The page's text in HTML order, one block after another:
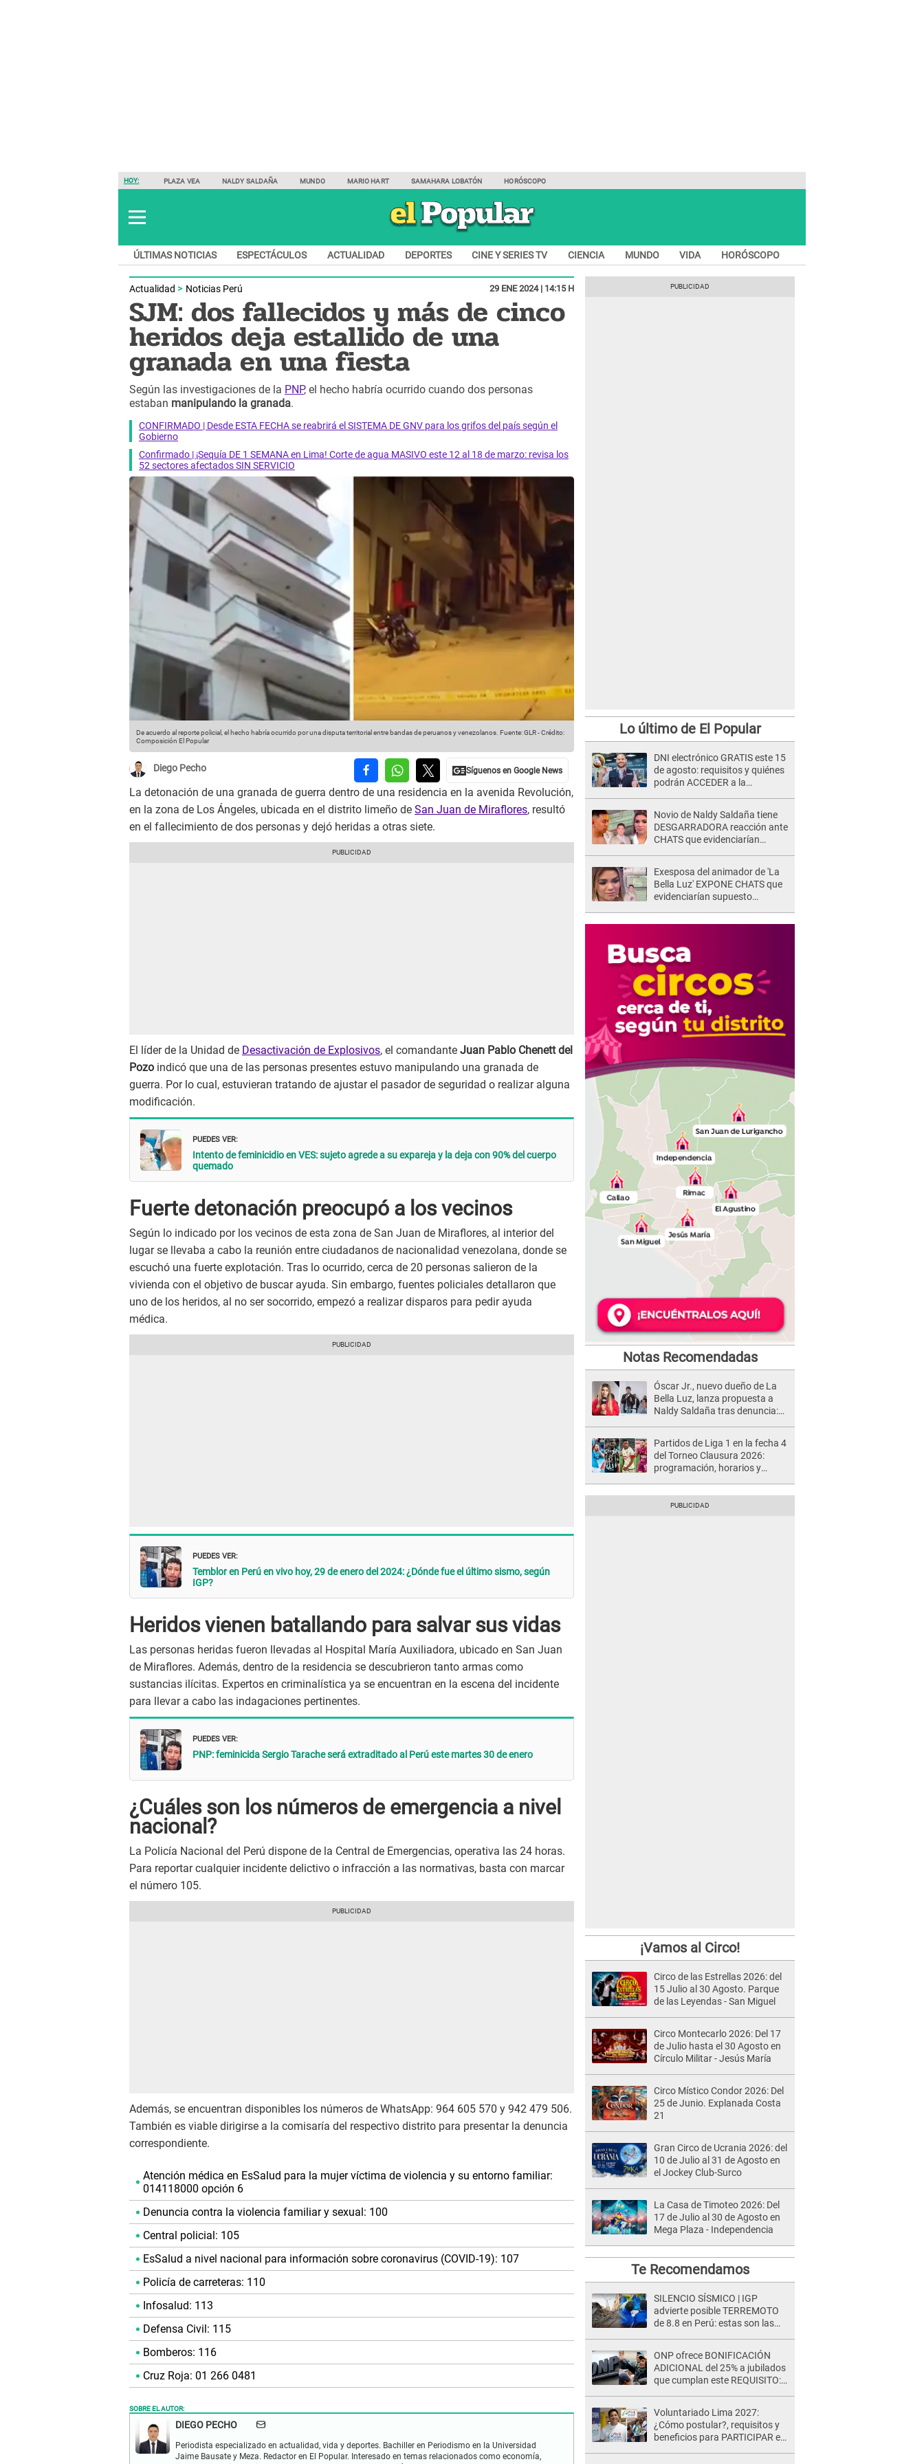
HOY: PLAZA VEA NALDY SALDAÑA MUNDO MARIO HART SAMAHARA LOBATÓN HORÓSCOPO
ÚLTIMAS NOTICIAS ESPECTÁCULOS ACTUALIDAD DEPORTES CINE Y SERIES TV CIENCIA MUNDO VIDA HORÓSCOPO
Actualidad Noticias Perú 29 ENE 2024 | 14:15 H
SJM: dos fallecidos y más de cinco
heridos deja estallido de una
granada en una fiesta
Según las investigaciones de la PNP, el hecho habría ocurrido cuando dos personas
estaban manipulando la granada.
CONFIRMADO | Desde ESTA FECHA se reabrirá el SISTEMA DE GNV para los grifos del país según el
Gobierno
Confirmado | ¡Sequía DE 1 SEMANA en Lima! Corte de agua MASIVO este 12 al 18 de marzo: revisa los
52 sectores afectados SIN SERVICIO
De acuerdo al reporte policial, el hecho habría ocurrido por una disputa territorial entre bandas de peruanos y venezolanos. Fuente: GLR-Crédito:
Composición El Popular
Diego Pecho
La detonación de una granada de guerra dentro de una residencia en la avenida Revolución,
en la zona de Los Ángeles, ubicada en el distrito limeño de San Juan de Miraflores, resultó
en el fallecimiento de dos personas y dejó heridas a otras siete.
El líder de la Unidad de Desactivación de Explosivos, el comandante Juan Pablo Chenett del
Pozo indicó que una de las personas presentes estuvo manipulando una granada de
guerra. Por lo cual, estuvieran tratando de ajustar el pasador de seguridad o realizar alguna
modificación.
PUEDES VER:
Intento de feminicidio en VES: sujeto agrede a su expareja y la deja con 90% del cuerpo
quemado
Fuerte detonación preocupó a los vecinos
Según lo indicado por los vecinos de esta zona de San Juan de Miraflores, al interior del
lugar se llevaba a cabo la reunión entre ciudadanos de nacionalidad venezolana, donde se
escuchó una fuerte explotación. Tras lo ocurrido, cerca de 20 personas salieron de la
vivienda con el objetivo de buscar ayuda. Sin embargo, fuentes policiales detallaron que
uno de los heridos, al no ser socorrido, empezó a realizar disparos para pedir ayuda
médica.
PUEDES VER:
Temblor en Perú en vivo hoy, 29 de enero del 2024: ¿Dónde fue el último sismo, según
IGP?
Heridos vienen batallando para salvar sus vidas
Las personas heridas fueron llevadas al Hospital María Auxiliadora, ubicado en San Juan
de Miraflores. Además, dentro de la residencia se descubrieron tanto armas como
sustancias ilícitas. Expertos en criminalística ya se encuentran en la escena del incidente
para llevar a cabo las indagaciones pertinentes.
PUEDES VER:
PNP: feminicida Sergio Tarache será extraditado al Perú este martes 30 de enero
¿Cuáles son los números de emergencia a nivel
nacional?
La Policía Nacional del Perú dispone de la Central de Emergencias, operativa las 24 horas.
Para reportar cualquier incidente delictivo o infracción a las normativas, basta con marcar
el número 105.
Además, se encuentran disponibles los números de WhatsApp: 964 605 570 y 942 479 506.
También es viable dirigirse a la comisaría del respectivo distrito para presentar la denuncia
correspondiente.
Atención médica en EsSalud para la mujer víctima de violencia y su entorno familiar:
014118000 opción 6
Denuncia contra la violencia familiar y sexual: 100
Central policial: 105
EsSalud a nivel nacional para información sobre coronavirus (COVID-19): 107
Policía de carreteras: 110
Infosalud: 113
Defensa Civil: 115
Bomberos: 116
Cruz Roja: 01 266 0481
SOBRE EL AUTOR:
DIEGO PECHO
Periodista especializado en actualidad, vida y deportes. Bachiller en Periodismo en la Universidad
Jaime Bausate y Meza. Redactor en El Popular. Interesado en temas relacionados como economía,
Lo último de El Popular
DNI electrónico GRATIS este 15
de agosto: requisitos y quiénes
podrán ACCEDER a la
Novio de Naldy Saldaña tiene
DESGARRADORA reacción ante
CHATS que evidenciarían
Exesposa del animador de 'La
Bella Luz' EXPONE CHATS que
evidenciarían supuesto
Notas Recomendadas
Óscar Jr., nuevo dueño de La
Bella Luz, lanza propuesta a
Naldy Saldaña tras denuncia:
Partidos de Liga 1 en la fecha 4
del Torneo Clausura 2026:
programación, horarios y
¡Vamos al Circo!
Circo de las Estrellas 2026: del
15 Julio al 30 Agosto. Parque
de las Leyendas - San Miguel
Circo Montecarlo 2026: Del 17
de Julio hasta el 30 Agosto en
Círculo Militar - Jesús María
Circo Místico Condor 2026: Del
25 de Junio. Explanada Costa
21
Gran Circo de Ucrania 2026: del
10 de Julio al 31 de Agosto en
el Jockey Club-Surco
La Casa de Timoteo 2026: Del
17 de Julio al 30 de Agosto en
Mega Plaza - Independencia
Te Recomendamos
SILENCIO SÍSMICO | IGP
advierte posible TERREMOTO
de 8.8 en Perú: estas son las
ONP ofrece BONIFICACIÓN
ADICIONAL del 25% a jubilados
que cumplan este REQUISITO:
Voluntariado Lima 2027:
¿Cómo postular?, requisitos y
beneficios para PARTICIPAR en